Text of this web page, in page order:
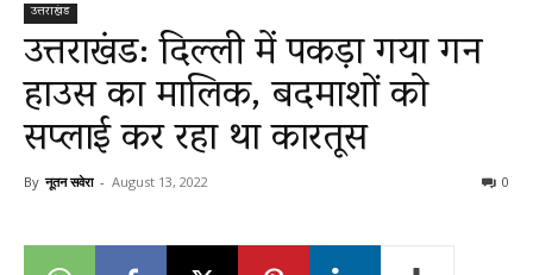
नूतन
सवेरा
उत्तराखंड
उत्तराखंड: दिल्ली में पकड़ा गया गन
हाउस का मालिक, बदमाशों को
सप्लाई कर रहा था कारतूस
By नूतन सवेरा - August 13, 2022 0